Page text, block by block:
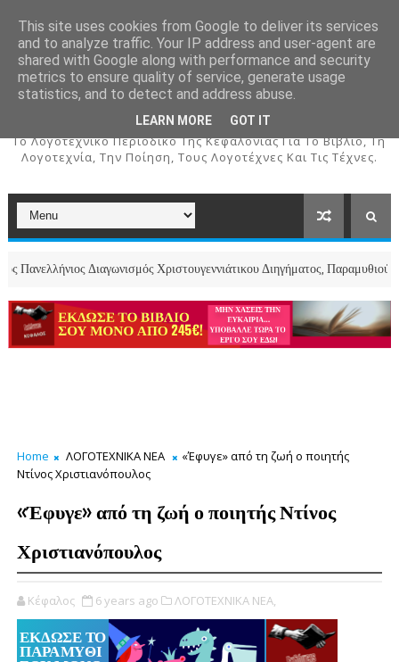
ΚΕΦΑΛΟΣ
To Λογοτεχνικό Περιοδικό Της Κεφαλονιάς Για Το Βιβλίο, Τη
Λογοτεχνία, Την Ποίηση, Τους Λογοτέχνες Και Τις Τέχνες.
Διαγωνισμός Χριστουγεννιάτικου Διηγήματος, Παραμυθιού και
Home ΛΟΓΟΤΕΧΝΙΚΑ ΝΕΑ
«Έφυγε» από τη ζωή ο ποιητής
Ντίνος Χριστιανόπουλος
«Έφυγε» από τη ζωή ο ποιητής Ντίνος
Χριστιανόπουλος
Κέφαλος 6 years ago ΛΟΓΟΤΕΧΝΙΚΑ ΝΕΑ,
This site uses cookies from Google to deliver its services
and to analyze traffic. Your IP address and user-agent are
shared with Google along with performance and security
metrics to ensure quality of service, generate usage
statistics, and to detect and address abuse.
LEARN MORE GOT IT